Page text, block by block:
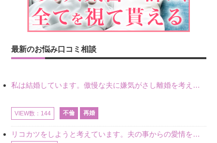
最新のお悩み口コミ相談
私は結婚しています。傲慢な夫に嫌気がさし離婚を考えていたときに、彼と出会いました。彼には恋人がいましたが、話をするうちに、夫とのことを相談するようにな
VIEW数：144 不倫 再婚
リコカツをしようと考えています。夫の事からの愛情を全く感じません。子供がいるので、子供が成長するまではと我慢しています。 まず、お金が必要だと考え、仕事の量も増やしました。ところが、夫は働かず、結局は